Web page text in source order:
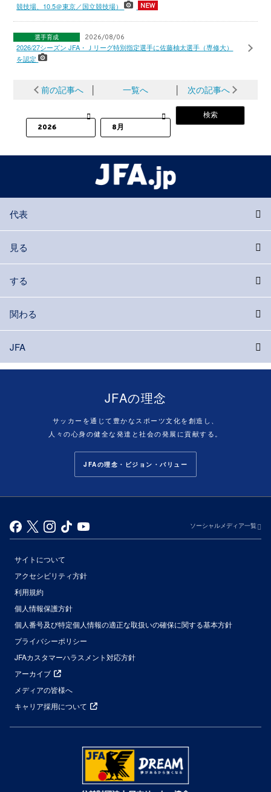
競技場、10.5＠東京／国立競技場）
選手育成 2026/08/06
2026/27シーズン JFA・Ｊリーグ特別指定選手に佐藤柚太選手（専修大）
を認定
前の記事へ │ 一覧へ │ 次の記事へ
代表
見る
する
関わる
JFA
JFAの理念
サッカーを通じて豊かなスポーツ文化を創造し、
人々の心身の健全な発達と社会の発展に貢献する。
JFAの理念・ビジョン・バリュー
ソーシャルメディア一覧
サイトについて
アクセシビリティ方針
利用規約
個人情報保護方針
個人番号及び特定個人情報の適正な取扱いの確保に関する基本方針
プライバシーポリシー
JFAカスタマーハラスメント対応方針
アーカイブ
メディアの皆様へ
キャリア採用について